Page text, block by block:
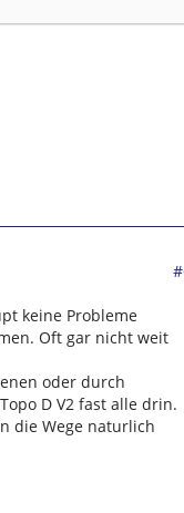
keine Probleme
Oft gar nicht weit
oder durch
D V2 fast alle drin.
die Wege naturlich